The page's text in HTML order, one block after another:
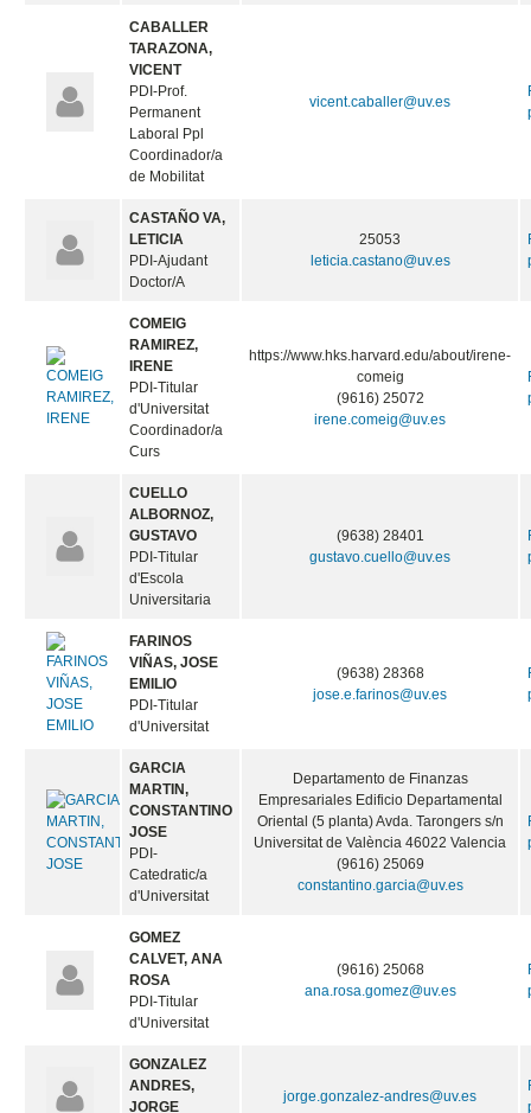
CABALLER
TARAZONA,
VICENT
PDI-Prof.
Permanent
Laboral Ppl
Coordinador/a
de Mobilitat
vicent.caballer@uv.es
CASTAÑO VA,
LETICIA
PDI-Ajudant
Doctor/A
25053
leticia.castano@uv.es
COMEIG
RAMIREZ,
IRENE
PDI-Titular
d'Universitat
Coordinador/a
Curs
https://www.hks.harvard.edu/about/irene-
comeig
(9616) 25072
irene.comeig@uv.es
CUELLO
ALBORNOZ,
GUSTAVO
PDI-Titular
d'Escola
Universitaria
(9638) 28401
gustavo.cuello@uv.es
FARINOS
VIÑAS, JOSE
EMILIO
PDI-Titular
d'Universitat
(9638) 28368
jose.e.farinos@uv.es
GARCIA
MARTIN,
CONSTANTINO
JOSE
PDI-
Catedratic/a
d'Universitat
Departamento de Finanzas
Empresariales Edificio Departamental
Oriental (5 planta) Avda. Tarongers s/n
Universitat de València 46022 Valencia
(9616) 25069
constantino.garcia@uv.es
GOMEZ
CALVET, ANA
ROSA
PDI-Titular
d'Universitat
(9616) 25068
ana.rosa.gomez@uv.es
GONZALEZ
ANDRES,
JORGE
jorge.gonzalez-andres@uv.es